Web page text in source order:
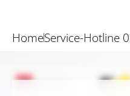
HomeService-Hotline